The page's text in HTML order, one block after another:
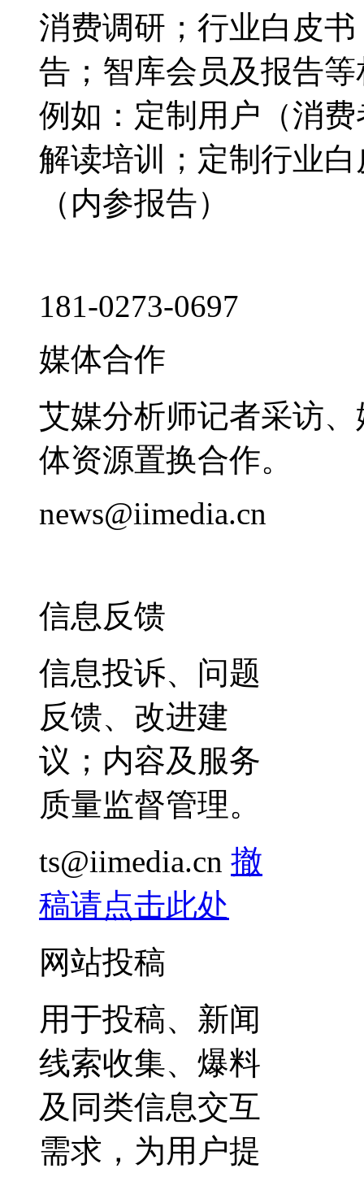
消费调研；行业白皮
告；智库会员及报告
例如：定制用户（消
解读培训；定制行业
（内参报告）
181-0273-0697
媒体合作
艾媒分析师记者采访
体资源置换合作。
news@iimedia.cn
信息反馈
信息投诉、问题
反馈、改进建
议；内容及服务
质量监督管理。
ts@iimedia.cn 撤
稿请点击此处
网站投稿
用于投稿、新闻
线索收集、爆料
及同类信息交互
需求，为用户提